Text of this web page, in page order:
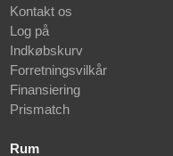
Kontakt os
Log på
Indkøbskurv
Forretningsvilkår
Finansiering
Prismatch
Rum